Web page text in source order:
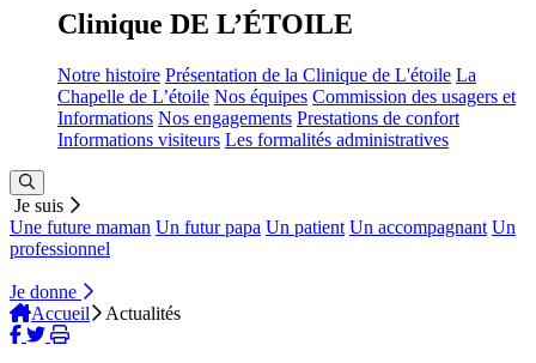
Clinique DE L’ÉTOILE
Notre histoire Présentation de la Clinique de L'étoile La
Chapelle de L’étoile Nos équipes Commission des usagers et
Informations Nos engagements Prestations de confort
Informations visiteurs Les formalités administratives
Je suis
Une future maman Un futur papa Un patient Un accompagnant Un
professionnel
Je donne
Accueil
Actualités